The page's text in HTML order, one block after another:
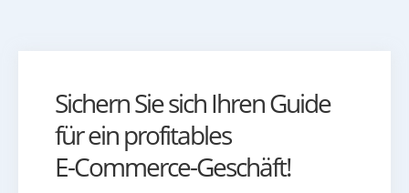
Sichern Sie sich Ihren Guide
für ein profitables
E-Commerce-Geschäft!